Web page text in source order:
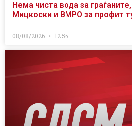
Нема чиста вода за
Мицкоски и ВМРО за профит
08/08/2026 12:56